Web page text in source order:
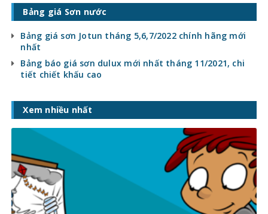
Bảng giá Sơn nước
Bảng giá sơn Jotun tháng 5,6,7/2022 chính hãng mới
nhất
Bảng báo giá sơn dulux mới nhất tháng 11/2021, chi
tiết chiết khấu cao
Xem nhiều nhất